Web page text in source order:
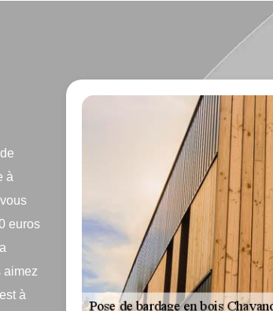
à
euros
aimez
à